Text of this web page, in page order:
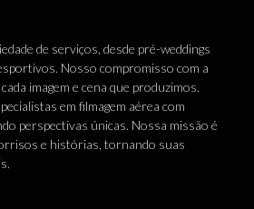
de serviços, desde pré-weddings
Nosso compromisso com a
imagem e cena que produzimos.
em filmagem aérea com
perspectivas únicas. Nossa missão é
e histórias, tornando suas